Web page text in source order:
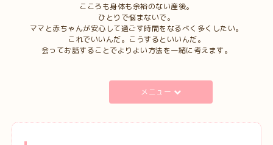
こころも身体も余裕のない産後。
ひとりで悩まないで。
ママと赤ちゃんが安心して過ごす時間をなるべく多くしたい。
これでいいんだ。こうするといいんだ。
会ってお話することでよりよい方法を一緒に考えます。
メニュー